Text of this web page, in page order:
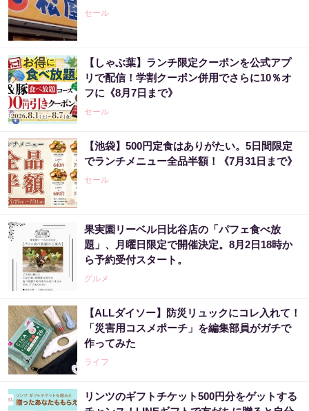
セール
【しゃぶ葉】ランチ限定クーポンを公式アプ
リで配信！学割クーポン併用でさらに10％オ
フに《8月7日まで》
セール
【池袋】500円定食はありがたい。5日間限定
でランチメニュー全品半額！《7月31日まで》
セール
果実園リーベル日比谷店の「パフェ食べ放
題」、月曜日限定で開催決定。8月2日18時か
ら予約受付スタート。
グルメ
【ALLダイソー】防災リュックにコレ入れて！
「災害用コスメポーチ」を編集部員がガチで
作ってみた
ライフ
リンツのギフトチケット500円分をゲットする